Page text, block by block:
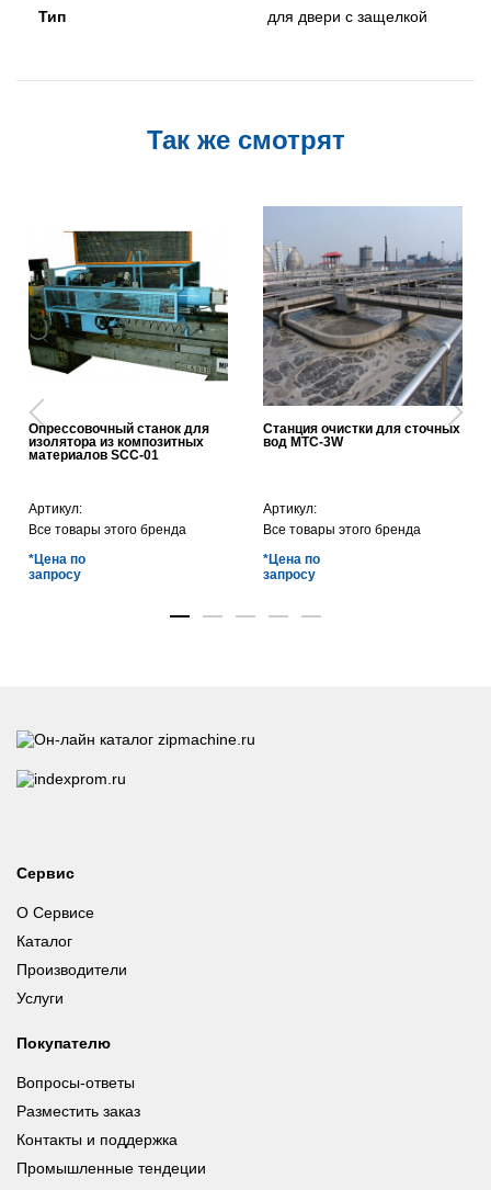
Тип для двери с защелкой
Так же смотрят
Опрессовочный станок для
изолятора из композитных
материалов SCC-01
Артикул:
Все товары этого бренда
*Цена по
запросу
Станция очистки для сточных
вод MTC-3W
Артикул:
Все товары этого бренда
*Цена по
запросу
Сервис
О Сервисе
Каталог
Производители
Услуги
Покупателю
Вопросы-ответы
Разместить заказ
Контакты и поддержка
Промышленные тендеции